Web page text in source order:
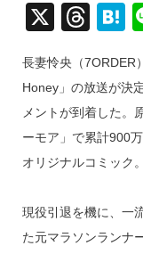
X
T
e
a
d
s
e
n
a
長妻怜央（7ORDER
Honey」の放送が決
メントが到着した。
ーモア」で累計900
オリジナルコミック。
現役引退を機に、一
た元マラソンランナ